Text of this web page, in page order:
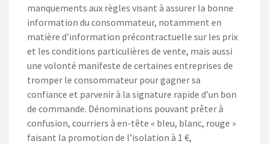
manquements aux règles visant à assurer la bonne
information du consommateur, notamment en
matière d’information précontractuelle sur les prix
et les conditions particulières de vente, mais aussi
une volonté manifeste de certaines entreprises de
tromper le consommateur pour gagner sa
confiance et parvenir à la signature rapide d’un bon
de commande. Dénominations pouvant prêter à
confusion, courriers à en-tête « bleu, blanc, rouge »
faisant la promotion de l’isolation à 1 €,